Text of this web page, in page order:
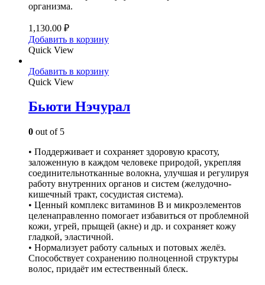
организма.
1,130.00 ₽
Добавить в корзину
Quick View
Добавить в корзину
Quick View
Бьюти Нэчурал
0 out of 5
• Поддерживает и сохраняет здоровую красоту,
заложенную в каждом человеке природой, укрепляя
соединительнотканные волокна, улучшая и регулируя
работу внутренних органов и систем (желудочно-
кишечный тракт, сосудистая система).
• Ценный комплекс витаминов В и микроэлементов
целенаправленно помогает избавиться от проблемной
кожи, угрей, прыщей (акне) и др. и сохраняет кожу
гладкой, эластичной.
• Нормализует работу сальных и потовых желёз.
Способствует сохранению полноценной структуры
волос, придаёт им естественный блеск.